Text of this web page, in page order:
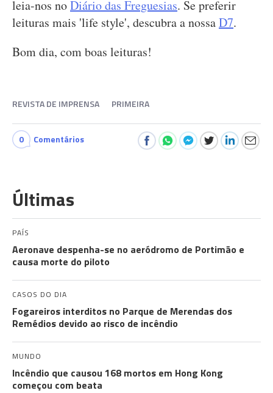
leia-nos noDiário das Freguesias. Se preferir
leituras mais 'life style', descubra a nossaD7.
Bom dia, com boas leituras!
REVISTA DE IMPRENSA PRIMEIRA
0 Comentários
Últimas
PAÍS
Aeronave despenha-se no aeródromo de Portimão e
causa morte do piloto
CASOS DO DIA
Fogareiros interditos no Parque de Merendas dos
Remédios devido ao risco de incêndio
MUNDO
Incêndio que causou 168 mortos em Hong Kong
começou com beata